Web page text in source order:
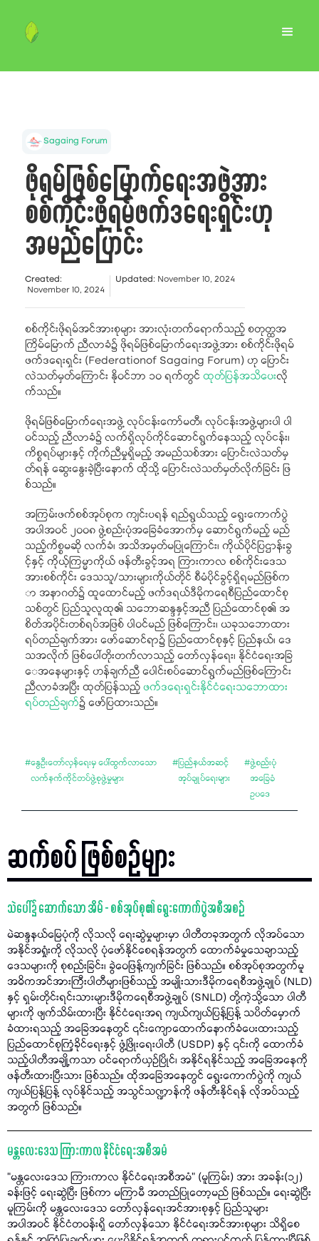
Sagaing Forum
ဖိုရမ်ဖြစ်မြောက်ရေးအဖွဲ့အား
စစ်ကိုင်းဖိုရမ်ဖက်ဒရေးရှင်းဟု
အမည်ပြောင်း
Created:
November 10, 2024
Updated: November 10, 2024
စစ်ကိုင်းဖိုရမ်အင်အားစုများ အားလုံးတက်ရောက်သည့် စတုတ္ထအ
ကြိမ်မြောက် ညီလာခံ၌ ဖိုရမ်ဖြစ်မြောက်ရေးအဖွဲ့အား စစ်ကိုင်းဖိုရမ်
ဖက်ဒရေးရှင်း (Federationof Sagaing Forum) ဟု ပြောင်း
လဲသတ်မှတ်ကြောင်း နိုဝင်ဘာ ၁၀ ရက်တွင် ထုတ်ပြန်အသိပေးလို
က်သည်။
ဖိုရမ်ဖြစ်မြောက်ရေးအဖွဲ့ လုပ်ငန်းကော်မတီ၊ လုပ်ငန်းအဖွဲ့များပါ ပါ
ဝင်သည့် ညီလာခံ၌ လက်ရှိလုပ်ကိုင်ဆောင်ရွက်နေသည့် လုပ်ငန်း၊
ကိစ္စရပ်များနှင့် ကိုက်ညီမှုရှိမည့် အမည်သစ်အား ပြောင်းလဲသတ်မှ
တ်ရန် ဆွေးနွေးခဲ့ပြီးနောက် ထိုသို့ ပြောင်းလဲသတ်မှတ်လိုက်ခြင်း ဖြ
စ်သည်။
အကြမ်းဖက်စစ်အုပ်စုက ကျင်းပရန် ရည်ရွယ်သည့် ရွေးကောက်ပွဲ
အပါအဝင် ၂၀၀၈ ဖွဲ့စည်းပုံအခြေခံအောက်မှ ဆောင်ရွက်မည့် မည်
သည့်ကိစ္စမဆို လက်ခံ၊ အသိအမှတ်မပြုကြောင်း၊ ကိုယ်ပိုင်ပြဌာန်းခွ
င့်နှင့် ကိုယ့်ကြမ္မာကိုယ် ဖန်တီးခွင့်အရ ကြားကာလ စစ်ကိုင်းဒေသ
အားစစ်ကိုင်း ဒေသသူ/သားများကိုယ်တိုင် စီမံပိုင်ခွင့်ရှိရမည်ဖြစ်က
ာ အနာဂတ်၌ ထူထောင်မည့် ဖက်ဒရယ်ဒီမိုကရေစီပြည်ထောင်စု
သစ်တွင် ပြည်သူလူထု၏ သဘောဆန္ဒနှင့်အညီ ပြည်ထောင်စု၏ အ
စိတ်အပိုင်းတစ်ရပ်အဖြစ် ပါဝင်မည် ဖြစ်ကြောင်း၊ ယခုသဘောထား
ရပ်တည်ချက်အား ဖော်ဆောင်ရာ၌ ပြည်ထောင်စုနှင့် ပြည်နယ်၊ ဒေ
သအလိုက် ဖြစ်ပေါ်တိုးတက်လာသည့် တော်လှန်ရေး၊ နိုင်ငံရေးအခြ
ေအနေများနှင့် ဟန်ချက်ညီ ပေါင်းစပ်ဆောင်ရွက်မည်ဖြစ်ကြောင်း
ညီလာခံအပြီး ထုတ်ပြန်သည့်ဖက်ဒရေးရှင်းနိုင်ငံရေးသဘောထား
ရပ်တည်ချက်၌ ဖော်ပြထားသည်။
#နွေဦးတော်လှန်ရေးမှ ပေါ်ထွက်လာသော
လက်နက်ကိုင်တပ်ဖွဲ့စုဖွဲ့မှုများ
#ပြည်နယ်အဆင့်
အုပ်ချုပ်ရေးများ
#ဖွဲ့စည်းပုံ
အခြေခံ
ဥပဒေ
ဆက်စပ် ဖြစ်စဉ်များ
သဲပေါ်၌ ဆောက်သော အိမ် - စစ်အုပ်စု၏ ရွေးကောက်ပွဲအစီအစဉ်
မဲဆန္ဒနယ်မြေပုံကို လိုသလို​ ရေးဆွဲမှုများမှာ ပါတီတခုအတွက် လိုအပ်သော
အနိုင်အရှုံးကို လိုသလို ပုံဖော်နိုင်စေရန်အတွက် ထောက်ခံမှုသေချာသည့်
ဒေသများကို စုစည်းခြင်း၊ ခွဲဝေဖြန့်ကျက်ခြင်း ဖြစ်သည်။ စစ်အုပ်စုအတွက်မူ
အဓိကအင်အားကြီးပါတီများဖြစ်သည့်​ အမျိုးသားဒီမိုကရေစီအဖွဲ့ချုပ် (NLD)
နှင့် ရှမ်းတိုင်းရင်းသားများဒီမိုကရေစီအဖွဲ့ချုပ် (SNLD) တို့ကဲ့သို့သော ပါတီ
များကို ဖျက်သိမ်းထားပြီး နိုင်ငံရေးအရ ကျယ်ကျယ်ပြန့်ပြန့် သပိတ်မှောက်
ခံထားရသည့် အခြေအနေတွင် ၎င်းကျောထောက်နောက်ခံပေးထားသည့်
ပြည်ထောင်စုကြံ့ခိုင်ရေးနှင့် ဖွံ့ဖြိုးရေးပါတီ (USDP) နှင့် ၎င်းကို ထောက်ခံ
သည့်ပါတီအချို့ကသာ ဝင်ရောက်ယှဉ်ပြိုင်၊ အနိုင်ရနိုင်သည့် အခြေအနေကို
ဖန်တီးထားပြီးသား ဖြစ်သည်။ ထိုအခြေအနေတွင် ရွေးကောက်ပွဲကို ကျယ်
ကျယ်ပြန့်ပြန့် လုပ်နိုင်သည့် အသွင်သဏ္ဍာန်ကို ဖန်တီးနိုင်ရန် လိုအပ်သည့်
အတွက် ဖြစ်သည်။
မန္တလေးဒေသ ကြားကာလ နိုင်ငံရေးအစီအမံ
“မန္တလေးဒေသ ကြားကာလ နိုင်ငံရေးအစီအမံ” (မူကြမ်း) အား အခန်း(၁၂)
ခန်းဖြင့် ရေးဆွဲပြီး ဖြစ်ကာ မကြာမီ အတည်ပြုတော့မည် ဖြစ်သည်။ ရေးဆွဲပြီး
မူကြမ်းကို မန္တလေးဒေသ တော်လှန်ရေးအင်အားစုနှင့် ပြည်သူများ
အပါအဝင် နိုင်ငံတဝန်းရှိ တော်လှန်သော နိုင်ငံရေးအင်အားစုများ သိရှိစေ